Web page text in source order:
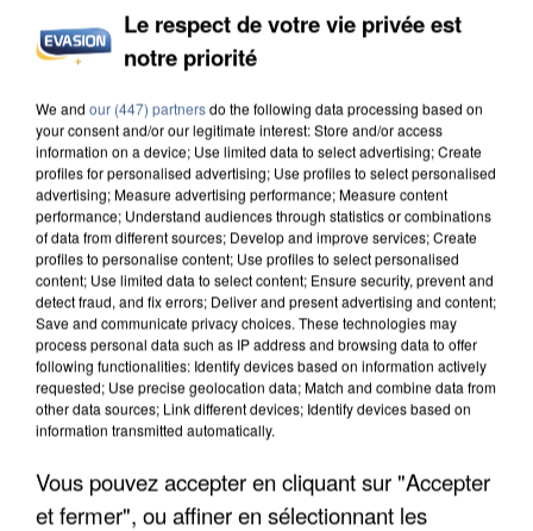
INCENDIES : L’ÎLE-DE-FRANCE LANCE UN ÉLAN
DE SOLIDARITÉ AVEC LES...
Le respect de votre vie privée est
notre priorité
We and our (447) partnersdo the following data processing based on
your consent and/or our legitimate interest: Store and/or access
information on a device; Use limited data to select advertising; Create
profiles for personalised advertising; Use profiles to select personalised
advertising; Measure advertising performance; Measure content
performance; Understand audiences through statistics or combinations
of data from different sources; Develop and improve services; Create
profiles to personalise content; Use profiles to select personalised
content; Use limited data to select content; Ensure security, prevent and
detect fraud, and fix errors; Deliver and present advertising and content;
Save and communicate privacy choices. These technologies may
process personal data such as IP address and browsing data to offer
following functionalities: Identify devices based on information actively
requested; Use precise geolocation data; Match and combine data from
other data sources; Link different devices; Identify devices based on
information transmitted automatically.
Vous pouvez accepter en cliquant sur "Accepter
et fermer", ou affiner en sélectionnant les